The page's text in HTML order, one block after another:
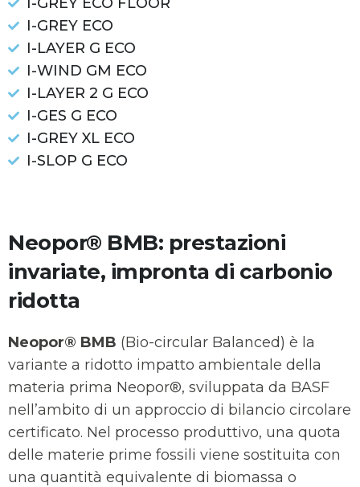
I-GREY ECO
I-LAYER G ECO
I-WIND GM ECO
I-LAYER 2 G ECO
I-GES G ECO
I-GREY XL ECO
I-SLOP G ECO
Neopor® BMB: prestazioni
invariate, impronta di carbonio
ridotta
Neopor® BMB (Bio-circular Balanced) è la
variante a ridotto impatto ambientale della
materia prima Neopor®, sviluppata da BASF
nell’ambito di un approccio di bilancio circolare
certificato. Nel processo produttivo, una quota
delle materie prime fossili viene sostituita con
una quantità equivalente di biomassa o